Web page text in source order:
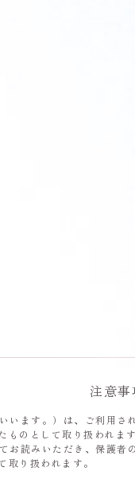
注意事
います。）は、ご利用
のとして取り扱われます
お読みいただき、保護
り扱われます。